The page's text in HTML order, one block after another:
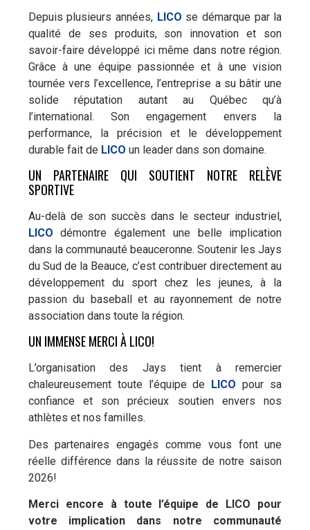
Depuis plusieurs années, LICO se démarque par la
qualité de ses produits, son innovation et son
savoir-faire développé ici même dans notre région.
Grâce à une équipe passionnée et à une vision
tournée vers l’excellence, l’entreprise a su bâtir une
solide réputation autant au Québec qu’à
l’international. Son engagement envers la
performance, la précision et le développement
durable fait de LICO un leader dans son domaine.
UN PARTENAIRE QUI SOUTIENT NOTRE RELÈVE
SPORTIVE
Au-delà de son succès dans le secteur industriel,
LICO démontre également une belle implication
dans la communauté beauceronne. Soutenir les Jays
du Sud de la Beauce, c’est contribuer directement au
développement du sport chez les jeunes, à la
passion du baseball et au rayonnement de notre
association dans toute la région.
UN IMMENSE MERCI À LICO!
L’organisation des Jays tient à remercier
chaleureusement toute l’équipe de
LICO pour sa
confiance et son précieux soutien envers nos
athlètes et nos familles.
Des partenaires engagés comme vous font une
réelle différence dans la réussite de notre saison
2026!
Merci encore à toute l’équipe de LICO pour
votre implication dans notre communauté